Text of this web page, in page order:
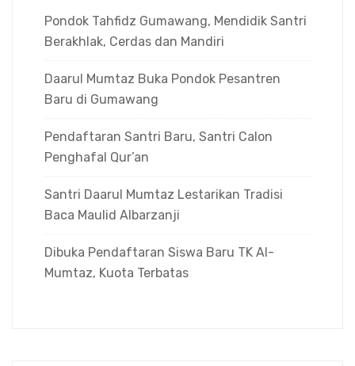
Pondok Tahfidz Gumawang, Mendidik Santri
Berakhlak, Cerdas dan Mandiri
Daarul Mumtaz Buka Pondok Pesantren
Baru di Gumawang
Pendaftaran Santri Baru, Santri Calon
Penghafal Qur’an
Santri Daarul Mumtaz Lestarikan Tradisi
Baca Maulid Albarzanji
Dibuka Pendaftaran Siswa Baru TK Al-
Mumtaz, Kuota Terbatas